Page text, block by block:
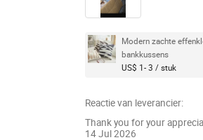
Modern zachte
bankkussens
US$ 1- 3 / stuk
Reactie van leverancier:
Thank you for your
14 Jul 2026